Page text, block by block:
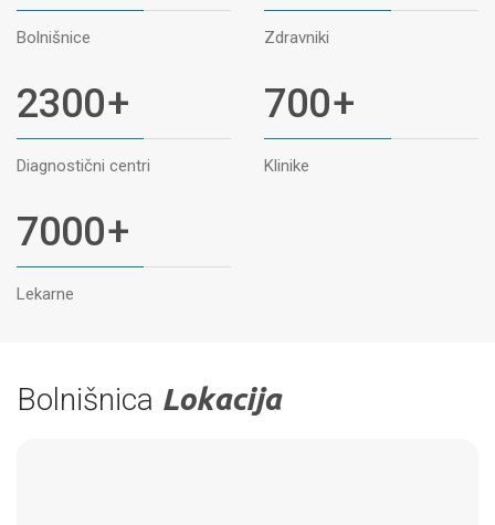
Bolnišnice Zdravniki
2300+
Diagnostični centri
700+
Klinike
7000+
Lekarne
Bolnišnica Lokacija